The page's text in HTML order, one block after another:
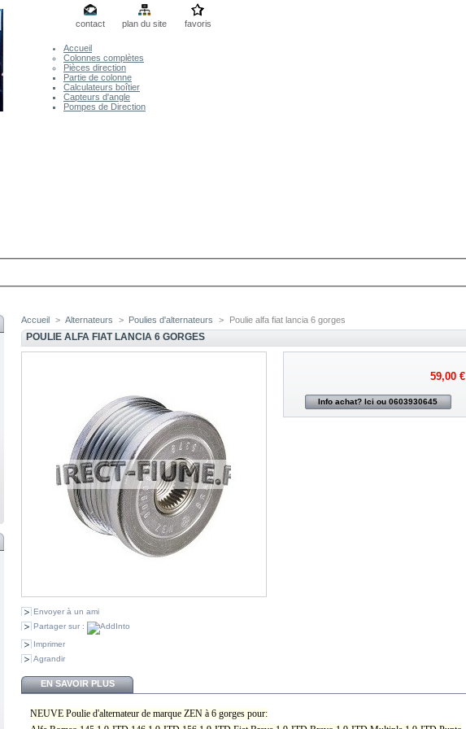
contact plan du site favoris
Accueil
Colonnes complètes
Pièces direction
Partie de colonne
Calculateurs boîtier
Capteurs d'angle
Pompes de Direction
Accueil > Alternateurs > Poulies d'alternateurs > Poulie alfa fiat lancia 6 gorges
POULIE ALFA FIAT LANCIA 6 GORGES
Envoyer à un ami
Partager sur :
Imprimer
Agrandir
59,00 €
Info achat? Ici ou 0603930645
EN SAVOIR PLUS
NEUVE Poulie d'alternateur de marque ZEN à 6 gorges pour: